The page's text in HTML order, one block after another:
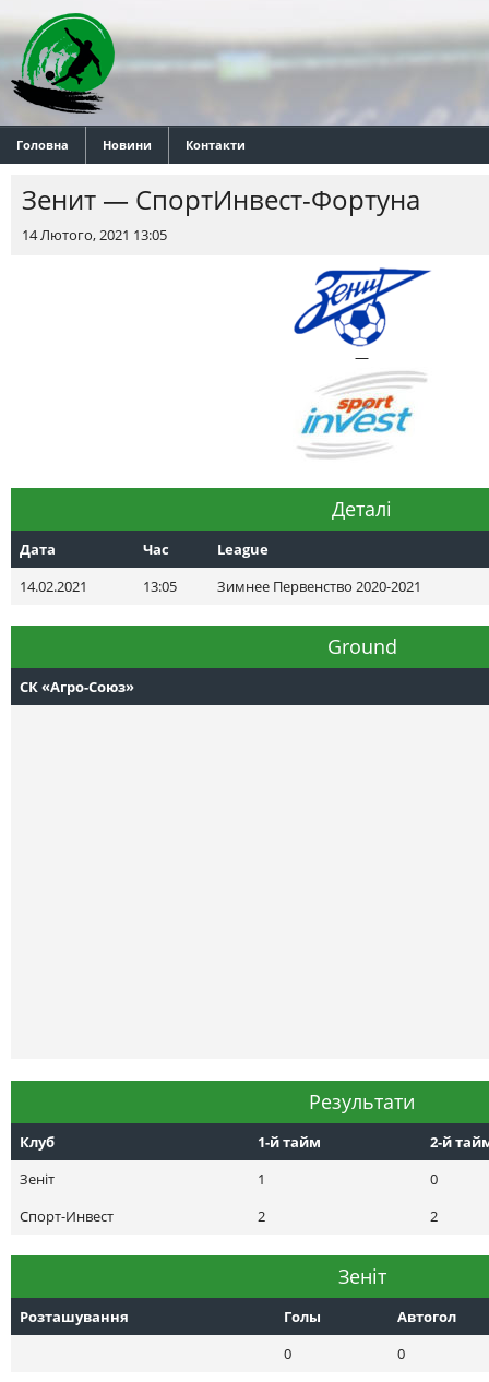
Головна Новини Контакти
Зенит — СпортИнвест-Фортуна
14 Лютого, 2021 13:05
—
Деталі
Дата Час
League
14.02.2021
13:05 Зимнее Первенство 2020-2021
Ground
СК «Агро-Союз»
Результати
Клуб 1-й тайм
2-й
Зеніт
1
0
Спорт-Инвест
2 2
Зеніт
Розташування Голы
Автогол
0
0